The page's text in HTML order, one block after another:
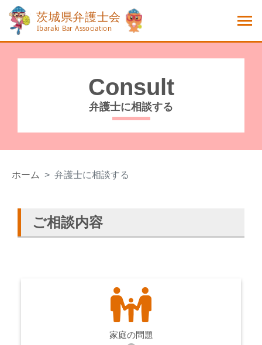
Consult
弁護士に相談する
ホーム 弁護士に相談する
ご相談内容
家庭の問題